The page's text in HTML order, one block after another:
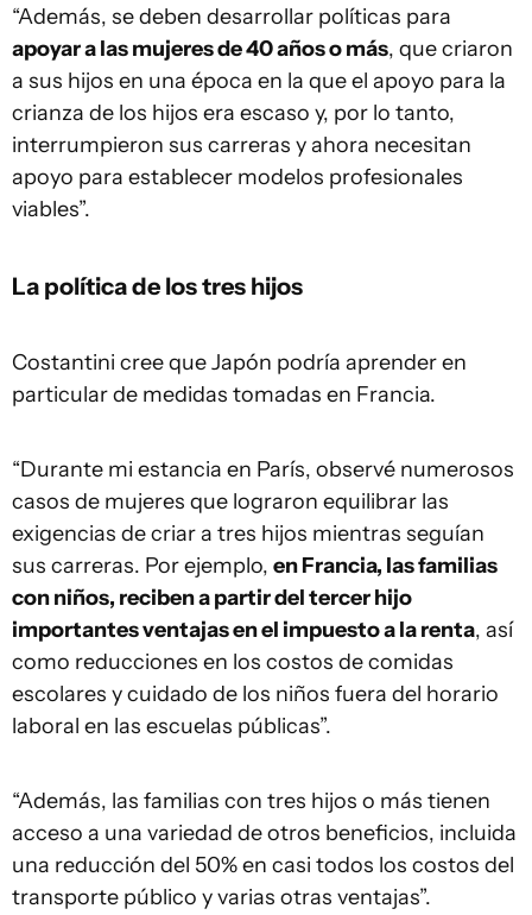
“Además, se deben desarrollar políticas para
apoyar a las mujeres de 40 años o más, que criaron
a sus hijos en una época en la que el apoyo para la
crianza de los hijos era escaso y, por lo tanto,
interrumpieron sus carreras y ahora necesitan
apoyo para establecer modelos profesionales
viables”.
La política de los tres hijos
Costantini cree que Japón podría aprender en
particular de medidas tomadas en Francia.
“Durante mi estancia en París, observé numerosos
casos de mujeres que lograron equilibrar las
exigencias de criar a tres hijos mientras seguían
sus carreras. Por ejemplo, en Francia, las familias
con niños, reciben a partir del tercer hijo
importantes ventajas en el impuesto a la renta, así
como reducciones en los costos de comidas
escolares y cuidado de los niños fuera del horario
laboral en las escuelas públicas”.
“Además, las familias con tres hijos o más tienen
acceso a una variedad de otros beneficios, incluida
una reducción del 50% en casi todos los costos del
transporte público y varias otras ventajas”.